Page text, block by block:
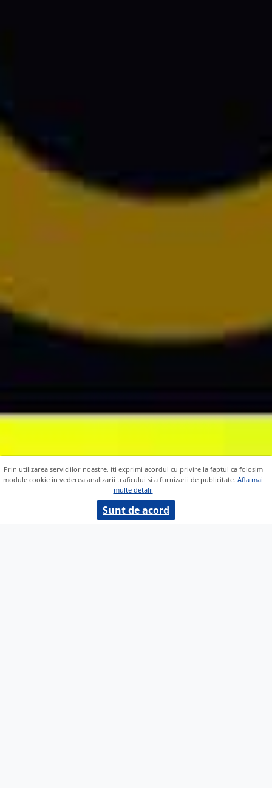
Prin utilizarea serviciilor noastre, iti exprimi acordul cu privire la faptul ca folosim
module cookie in vederea analizarii traficului si a furnizarii de publicitate. Afla mai
multe detalii
Sunt de acord